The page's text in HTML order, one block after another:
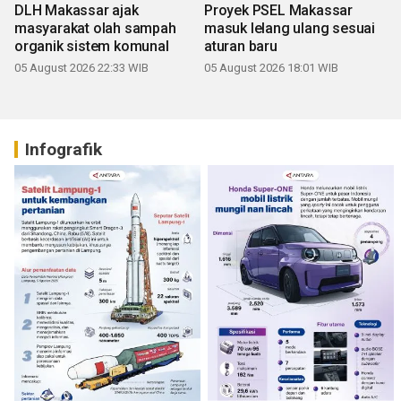
DLH Makassar ajak
masyarakat olah sampah
organik sistem komunal
05 August 2026 22:33 WIB
Proyek PSEL Makassar
masuk lelang ulang sesuai
aturan baru
05 August 2026 18:01 WIB
Infografik